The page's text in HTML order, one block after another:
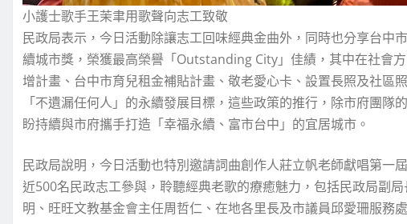
小護士歌手王茉聿用歌聲向志工致敬
民政局表示，今日活動除讓志工回味經典金曲外，同時也分享台中
續城市獎，榮獲最高榮譽「Outstanding City」佳績，其中在社會
增計畫、台中市育兒租金補貼計畫、敬老愛心卡、設置長照及社區
「不遺漏任何人」的永續發展目標，這些政策的推行，除市府團
盼持續與市府攜手打造「幸福永續、富市台中」的宜居城市。
民政局說明，今日活動也特別邀請詞曲創作人莊立帆老師獻唱第一
近500名民政志工參與，聆聽經典老歌的療癒魅力，包括民政局副
明、旺旺文教基金會主任周哲仁、在地各里長及市議員邱愛珊服務